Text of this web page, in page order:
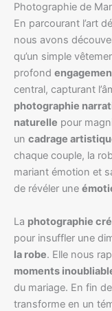
Photographie de
En parcourant l’art
nous avons
qu’un simple
profond
central, capturant
photographie
naturelle pour
un cadrage
chaque couple, la
mariant émotion et
de révéler une
La photographie
pour insuffler une
la robe. Elle nous
moments
du mariage. En fin
transforme en un